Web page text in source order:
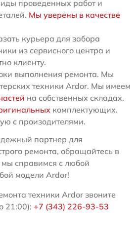
проведенных работ и
Мы уверены в качестве
курьера для забора
из сервисного центра и
клиенту.
выполнения ремонта. Мы
техники Ardor. Мы имеем
на собственных складах.
комплектующих.
с произодителями.
партнер для
ремонта, обращайтесь в
справимся с любой
модели Ardor!
техники Ardor звоните
21:00): +7 (343) 226-93-53